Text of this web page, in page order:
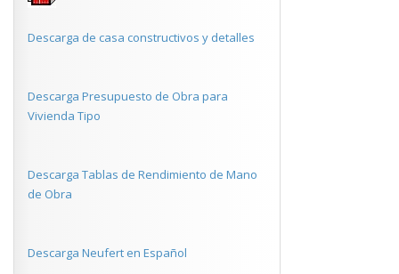
Descarga de casa constructivos y detalles
Descarga Presupuesto de Obra para
Vivienda Tipo
Descarga Tablas de Rendimiento de Mano
de Obra
Descarga Neufert en Español